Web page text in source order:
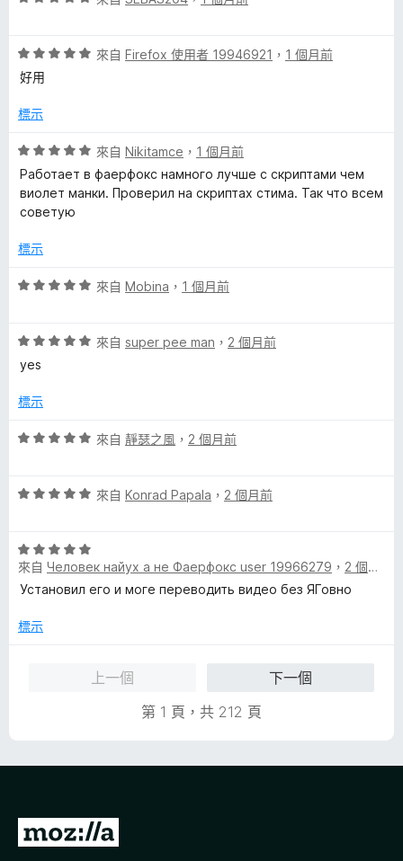
分
5
分
，
分
分
評
價
分
滿
分
來自 Firefox 使用者 19946921 ， 1 個月前
好用
標示
評
價
5
分
滿
5
來自 Nikitamce ， 1 個月前
Работает в фаерфокс намного лучше с скриптами чем
виолет манки. Проверил на скриптах стима. Так что всем
советую
標示
評
分
，
分
分
來自 Mobina ， 1 個月前
評
價
分
滿
分
來自 super pee man ， 2 個月前
yes
標示
評
分
分
5
分
來自 靜瑟之風 ， 2 個月前
評
分
，
滿
5
來自 Konrad Papala ， 2 個月前
評
價
5
，
來自 Человек найух а не Фаерфокс user 19966279 ， 2 個月前
Установил его и моге переводить видео без ЯГовно
標示
上一個
下一個
第 1 頁，共 212 頁
前